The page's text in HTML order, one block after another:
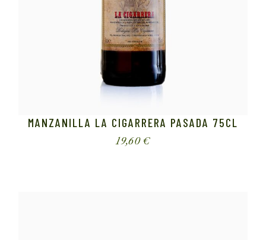
MANZANILLA LA CIGARRERA PASADA 75CL
19,60€